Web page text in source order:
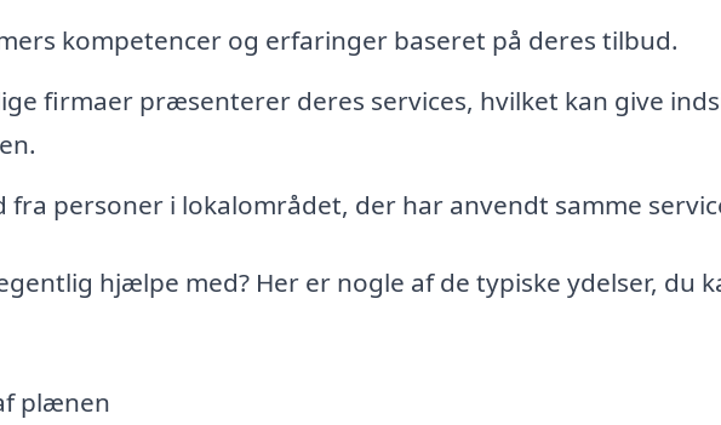
kompetencer og erfaringer baseret på deres tilbud.
firmaer præsenterer deres services, hvilket kan give
fra personer i lokalområdet, der har anvendt samme
hjælpe med? Her er nogle af de typiske ydelser, du
plænen